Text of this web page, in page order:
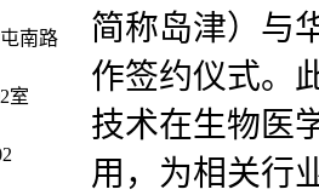
南路
简称岛津）与
作签约仪式。
技术在生物医
用，为相关行